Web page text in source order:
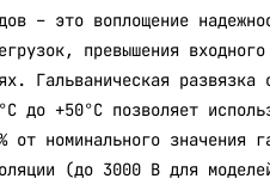
– это воплощение
превышения
Гальваническая
до +50°С позволяет
от номинального значения
(до 3000 В для